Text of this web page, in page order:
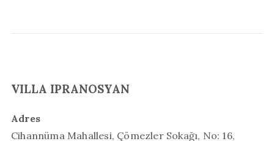
VILLA IPRANOSYAN
Adres
Cihannüma Mahallesi, Çömezler Sokağı, No: 16,